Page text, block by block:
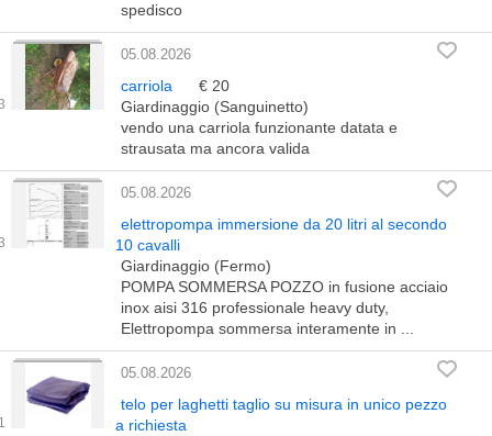
spedisco
05.08.2026
carriola
€ 20
Giardinaggio (Sanguinetto)
vendo una carriola funzionante datata e
strausata ma ancora valida
05.08.2026
elettropompa immersione da 20 litri al secondo
10 cavalli
Giardinaggio (Fermo)
POMPA SOMMERSA POZZO in fusione acciaio
inox aisi 316 professionale heavy duty,
Elettropompa sommersa interamente in ...
05.08.2026
telo per laghetti taglio su misura in unico pezzo
a richiesta